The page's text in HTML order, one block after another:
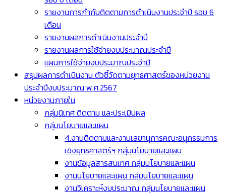
รายงานการกำกับติดตามการดำเนินงานประจำปี รอบ 6
เดือน
รายงานผลการดำเนินงานประจำปี
รายงานผลการใช้จ่ายงบประมาณประจำปี
แผนการใช้จ่ายงบประมาณประจำปี
สรุปผลการดำเนินงาน ตัวชี้วัดตามยุทธศาสตร์ของหน่วยงาน
ประจำปีงบประมาณ พ.ศ.2567
หน่วยงานภายใน
กลุ่มนิเทศ ติดตาม และประเมินผล
กลุ่มนโยบายและแผน
4.งานติดตามและงานเลขานุการคณะอนุกรรมการ
เชิงยุทธศาสตร์ฯ กลุ่มนโยบายและแผน
งานข้อมูลสารสนเทศ กลุ่มนโยบายและแผน
งานนโยบายและแผน กลุ่มนโยบายและแผน
งานวิเคราะห์งบประมาณ กลุ่มนโยบายและแผน